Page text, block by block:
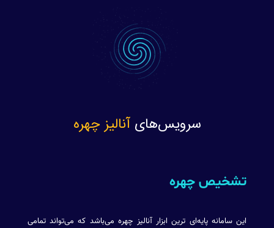
سرویس‌هایآنالیز چهره
تشخیص چهره
این سامانه پایه‌ای ترین ابزار آنالیز چهره می‌باشد که می‌تواند تمامی